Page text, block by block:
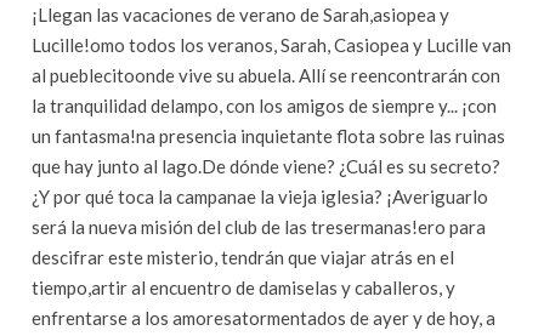
¡Llegan las vacaciones de verano de Sarah,asiopea y
Lucille!omo todos los veranos, Sarah, Casiopea y Lucille van
al pueblecitoonde vive su abuela. Allí se reencontrarán con
la tranquilidad delampo, con los amigos de siempre y... ¡con
un fantasma!na presencia inquietante flota sobre las ruinas
que hay junto al lago.De dónde viene? ¿Cuál es su secreto?
¿Y por qué toca la campanae la vieja iglesia? ¡Averiguarlo
será la nueva misión del club de las tresermanas!ero para
descifrar este misterio, tendrán que viajar atrás en el
tiempo,artir al encuentro de damiselas y caballeros, y
enfrentarse a los amoresatormentados de ayer y de hoy, a